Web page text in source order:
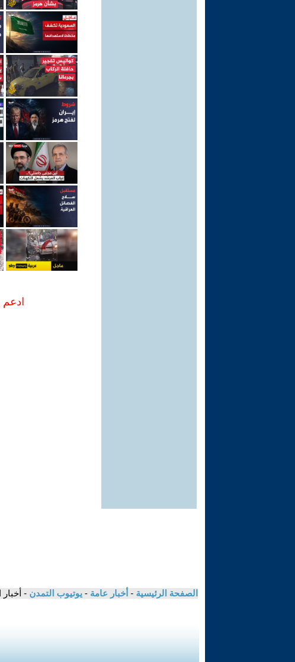
ادعم
الصفحة الرئيسية - أخبار عامة - يوتيوب التمدن -